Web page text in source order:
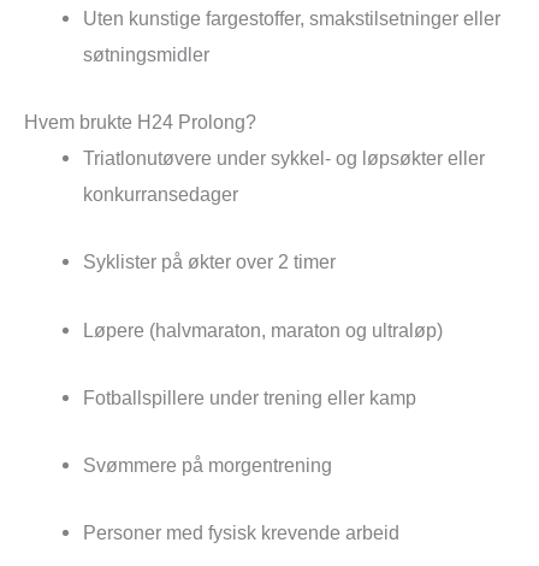
Uten kunstige fargestoffer, smakstilsetninger eller
søtningsmidler
Hvem brukte H24 Prolong?
Triatlonutøvere under sykkel- og løpsøkter eller
konkurransedager
Syklister på økter over 2 timer
Løpere (halvmaraton, maraton og ultraløp)
Fotballspillere under trening eller kamp
Svømmere på morgentrening
Personer med fysisk krevende arbeid